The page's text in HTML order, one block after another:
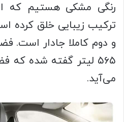
رنگی مشکی هستیم که
ترکیب زیبایی خلق کرده
و دوم کاملا جادار است.
۵۶۵ لیتر گفته شده
می‌آید.